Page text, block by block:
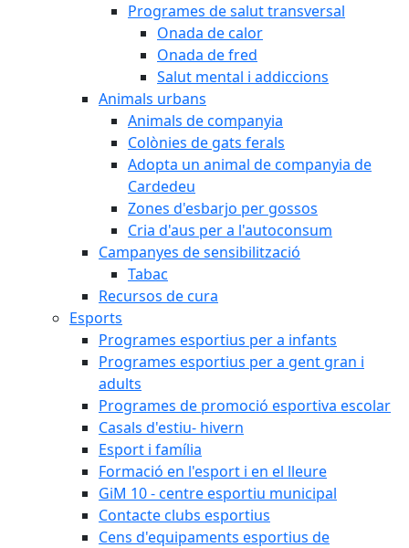
Programes de salut transversal
Onada de calor
Onada de fred
Salut mental i addiccions
Animals urbans
Animals de companyia
Colònies de gats ferals
Adopta un animal de companyia de
Cardedeu
Zones d'esbarjo per gossos
Cria d'aus per a l'autoconsum
Campanyes de sensibilització
Tabac
Recursos de cura
Esports
Programes esportius per a infants
Programes esportius per a gent gran i
adults
Programes de promoció esportiva escolar
Casals d'estiu- hivern
Esport i família
Formació en l'esport i en el lleure
GiM 10 - centre esportiu municipal
Contacte clubs esportius
Cens d'equipaments esportius de